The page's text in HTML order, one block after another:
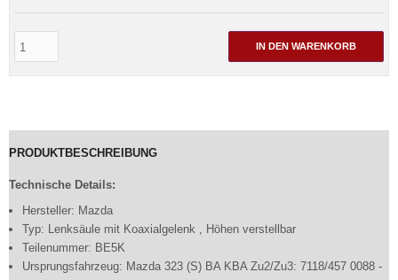
IN DEN WARENKORB
PRODUKTBESCHREIBUNG
Technische Details:
Hersteller: Mazda
Typ: Lenksäule mit Koaxialgelenk , Höhen verstellbar
Teilenummer: BE5K
Ursprungsfahrzeug: Mazda 323 (S) BA KBA Zu2/Zu3: 7118/457 0088 -